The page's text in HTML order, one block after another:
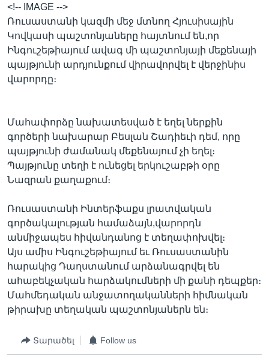
IN ENGLISH
ՄԵՐ ՄԱՍԻՆ
«ԱՄԵՐԻԿԱՅԻ ՁԱՅՆ»-Ի ԿԱՆՈՆԱԴՐՈՒԹՅՈՒՆ
ԿԱՊ ՄԵԶ ՀԵՏ
ՈՒԿՐԱԻՆԱԿԱՆ ՊԱՏԵՐԱԶՄ
Learning English
ՀԵՏԵՒԵՔ ՄԵԶ
Լեզուներ
<!-- IMAGE -->
Ռուսաստանի կազմի մեջ մտնող Հյուսիսային
Կովկասի պաշտոնյաները հայտնում են,որ
Ինգուշեթիայում ավագ մի պաշտոնյայի մեքենայի
պայթյունի արդյունքում վիրավորվել է վերջինիս
վարորդը։
Մահափորձը նախատեսված է եղել ներքին
գործերի նախարար Բեսլան Շադիեւի դեմ, որը
պայթյունի ժամանակ մեքենայում չի եղել։
Պայթյունը տեղի է ունեցել երկուշաբթի օրը
Նազրան քաղաքում։
Ռուսաստանի Ինտերֆաքս լրատվական
գործակալության համաձայն,վարորդն
անմիջապես հիվանդանոց է տեղափոխվել։
Այս ամիս Ինգուշեթիայում եւ Ռուսաստանին
հարակից Դաղստանում արձանագրվել են
ահաբեկչական հարձակումների մի քանի դեպքեր։
Մահմեդական անջատողականների հիմնական
թիրախը տեղական պաշտոնյաներն են։
Տարածել Follow us